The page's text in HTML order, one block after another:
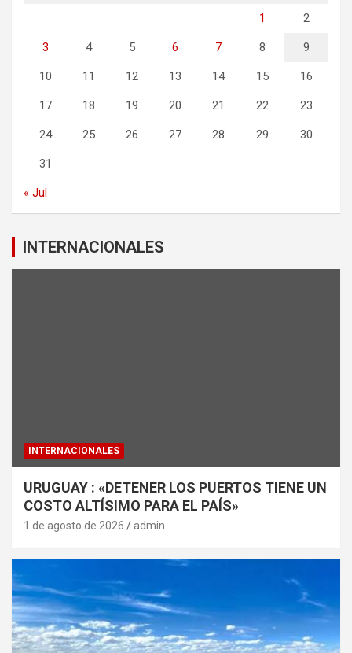
1 2
3 4 5 6 7 8 9
10 11 12 13 14 15 16
17 18 19 20 21 22 23
24 25 26 27 28 29 30
31
« Jul
INTERNACIONALES
INTERNACIONALES
URUGUAY : «DETENER LOS PUERTOS TIENE UN
COSTO ALTÍSIMO PARA EL PAÍS»
1 de agosto de 2026 admin